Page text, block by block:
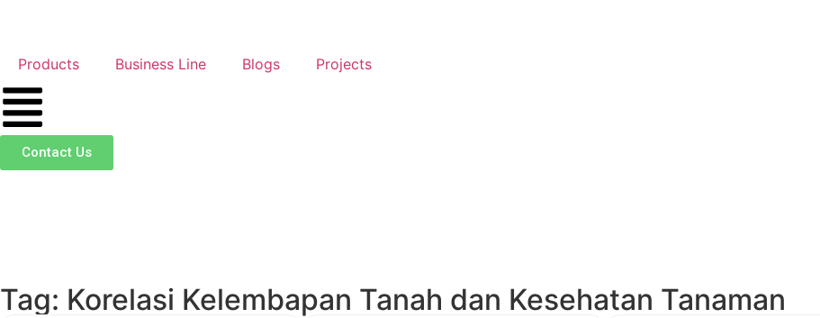
Products Business Line Blogs Projects
Contact Us
Tag: Korelasi Kelembapan Tanah dan Kesehatan Tanaman